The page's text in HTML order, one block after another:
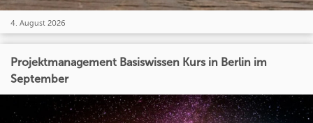
4. August 2026
Projektmanagement Basiswissen Kurs in Berlin im
September